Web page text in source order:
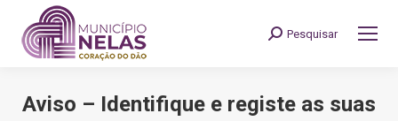
Search:
Pesquisar
Aviso – Identifique e registe as suas